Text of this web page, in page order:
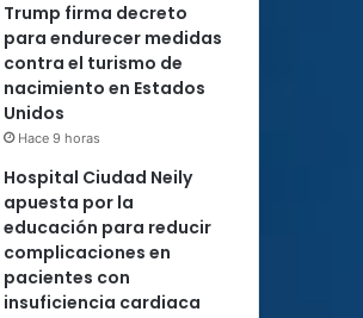
Trump firma decreto
para endurecer medidas
contra el turismo de
nacimiento en Estados
Unidos
Hace 9 horas
Hospital Ciudad Neily
apuesta por la
educación para reducir
complicaciones en
pacientes con
insuficiencia cardiaca